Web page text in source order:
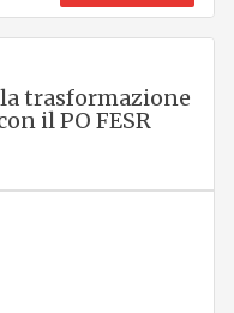
trasformazione
il PO FESR